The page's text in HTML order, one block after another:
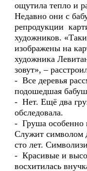
ощутила тепло и
Недавно они с
репродукции
художников.
изображены на
художника
зовут», –
- Все деревья
подошедшая
- Нет. Ещё два
обследовала.
- Груша особенно
Служит символом
сто лет.
- Красивые и
восхитилась